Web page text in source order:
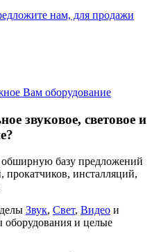
нам, для продажи
Вам оборудование
звуковое, световое и
базу предложений
инсталляций,
Звук, Свет, Видео и
и целые